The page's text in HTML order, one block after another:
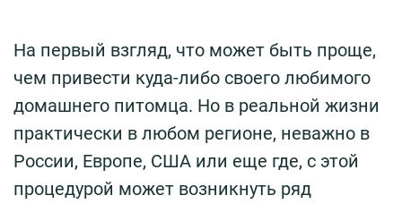
На первый взгляд, что может быть проще,
чем привести куда-либо своего любимого
домашнего питомца. Но в реальной жизни
практически в любом регионе, неважно в
России, Европе, США или еще где, с этой
процедурой может возникнуть ряд